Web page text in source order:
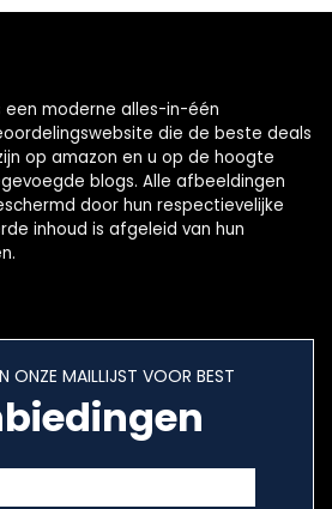
een moderne alles-in-één
die de beste deals
op amazon en u op de hoogte
blogs. Alle afbeeldingen
door hun respectievelijke
inhoud is afgeleid van hun
ONZE MAILLIJST VOOR BEST